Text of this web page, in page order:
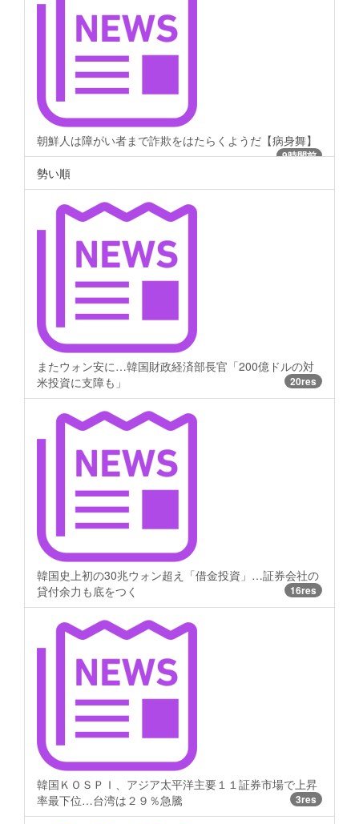
朝鮮人は障がい者まで詐欺をはたらくようだ【病身舞】
9時間前
勢い順
またウォン安に…韓国財政経済部長官「200億ドルの対
米投資に支障も」
20res
韓国史上初の30兆ウォン超え「借金投資」…証券会社の
貸付余力も底をつく
16res
韓国ＫＯＳＰＩ、アジア太平洋主要１１証券市場で上昇
率最下位…台湾は２９％急騰
3res